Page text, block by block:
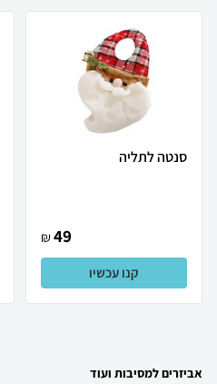
סנטה לתליה
49
₪
קנו עכשיו
אביזרים למסיבות ועוד